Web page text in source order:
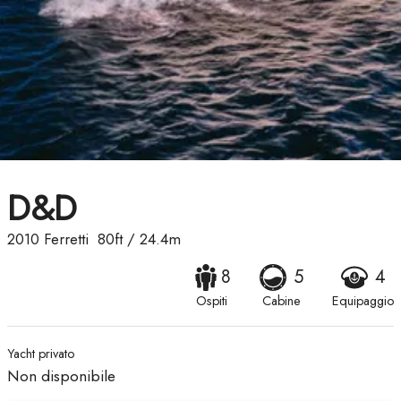
D&D
2010 Ferretti 80ft/ 24.4m
8
Ospiti
5
Cabine
4
Equipaggio
Yacht privato
Non disponibile